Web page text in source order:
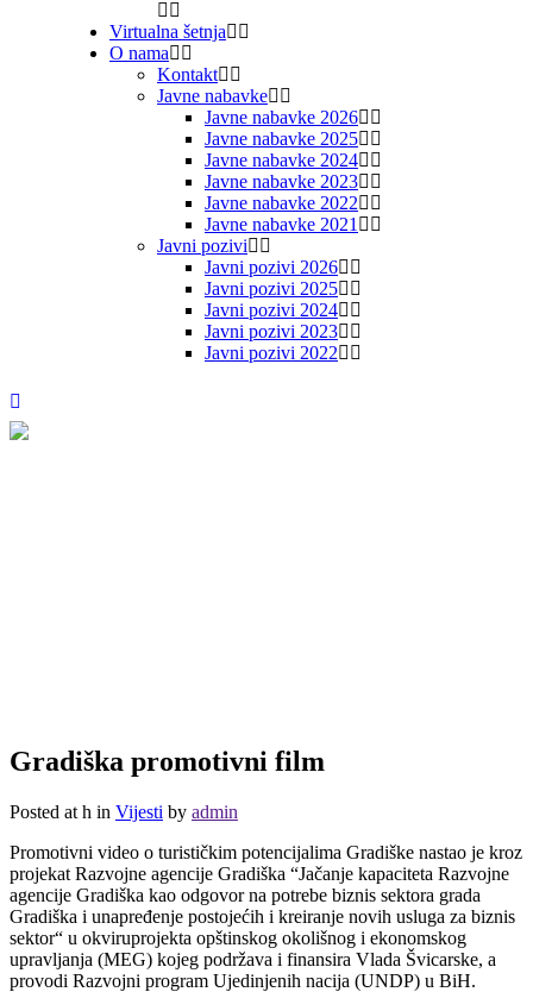
Virtualna šetnja
O nama
Kontakt
Javne nabavke
Javne nabavke 2026
Javne nabavke 2025
Javne nabavke 2024
Javne nabavke 2023
Javne nabavke 2022
Javne nabavke 2021
Javni pozivi
Javni pozivi 2026
Javni pozivi 2025
Javni pozivi 2024
Javni pozivi 2023
Javni pozivi 2022
Gradiška promotivni film
Posted at h in Vijesti by admin
Promotivni video o turističkim potencijalima Gradiške nastao je kroz
projekat Razvojne agencije Gradiška “Jačanje kapaciteta Razvojne
agencije Gradiška kao odgovor na potrebe biznis sektora grada
Gradiška i unapređenje postojećih i kreiranje novih usluga za biznis
sektor“ u okviruprojekta opštinskog okolišnog i ekonomskog
upravljanja (MEG) kojeg podržava i finansira Vlada Švicarske, a
provodi Razvojni program Ujedinjenih nacija (UNDP) u BiH.